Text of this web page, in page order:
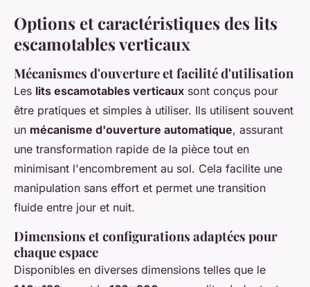
Options et caractéristiques des lits
escamotables verticaux
Mécanismes d'ouverture et facilité d'utilisation
Les lits escamotables verticaux sont conçus pour
être pratiques et simples à utiliser. Ils utilisent souvent
un mécanisme d'ouverture automatique, assurant
une transformation rapide de la pièce tout en
minimisant l'encombrement au sol. Cela facilite une
manipulation sans effort et permet une transition
fluide entre jour et nuit.
Dimensions et configurations adaptées pour
chaque espace
Disponibles en diverses dimensions telles que le